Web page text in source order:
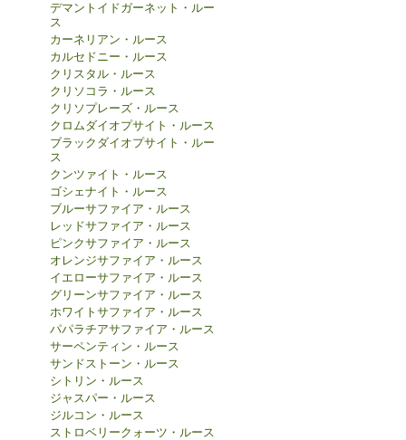
デマントイドガーネット・ルー
ス
カーネリアン・ルース
カルセドニー・ルース
クリスタル・ルース
クリソコラ・ルース
クリソプレーズ・ルース
クロムダイオプサイト・ルース
ブラックダイオプサイト・ルー
ス
クンツァイト・ルース
ゴシェナイト・ルース
ブルーサファイア・ルース
レッドサファイア・ルース
ピンクサファイア・ルース
オレンジサファイア・ルース
イエローサファイア・ルース
グリーンサファイア・ルース
ホワイトサファイア・ルース
パパラチアサファイア・ルース
サーペンティン・ルース
サンドストーン・ルース
シトリン・ルース
ジャスパー・ルース
ジルコン・ルース
ストロベリークォーツ・ルース